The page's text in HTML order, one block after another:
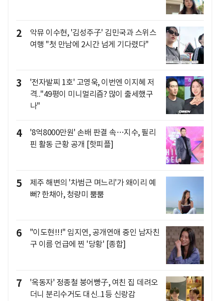
2
악뮤 이수현, '김성주子' 김민국과 스위스
여행 "첫 만남에 2시간 넘게 기다렸다"
3
'전자발찌 1호' 고영욱, 이번엔 이지혜 저
격.."49평이 미니멀리즘? 많이 출세했구
나"
4
'8억8000만원' 손배 판결 속…지수, 필리
핀 활동 근황 공개 [핫피플]
5
제주 해변의 '차범근 며느리'가 왜이리 예
뻐? 한채아, 청량미 뿜뿜
6
"이도현!!!" 임지연, 공개연애 중인 남자친
구 이름 언급에 찐 '당황' [종합]
7
'옥동자' 정종철 붕어빵子, 여친 집 데려오
더니 분리수거도 대신..1등 신랑감